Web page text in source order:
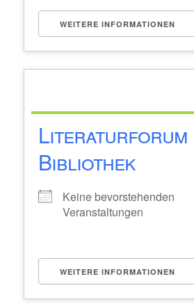
WEITERE INFORMATIONEN
Literaturforum
Bibliothek
Keine bevorstehenden
Veranstaltungen
WEITERE INFORMATIONEN